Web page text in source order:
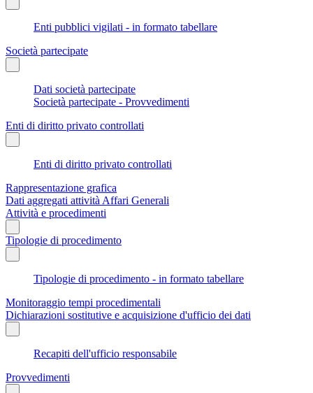
Enti pubblici vigilati - in formato tabellare
Società partecipate
Dati società partecipate
Società partecipate - Provvedimenti
Enti di diritto privato controllati
Enti di diritto privato controllati
Rappresentazione grafica
Dati aggregati attività Affari Generali
Attività e procedimenti
Tipologie di procedimento
Tipologie di procedimento - in formato tabellare
Monitoraggio tempi procedimentali
Dichiarazioni sostitutive e acquisizione d'ufficio dei dati
Recapiti dell'ufficio responsabile
Provvedimenti